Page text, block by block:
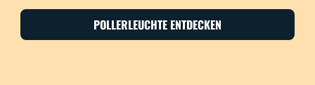
POLLERLEUCHTE ENTDECKEN